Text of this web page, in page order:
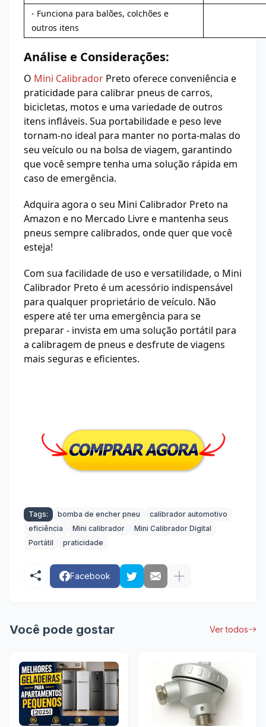
- Funciona para balões, colchões e
outros itens
Análise e Considerações:
O Mini Calibrador Preto oferece conveniência e
praticidade para calibrar pneus de carros,
bicicletas, motos e uma variedade de outros
itens infláveis. Sua portabilidade e peso leve
tornam-no ideal para manter no porta-malas do
seu veículo ou na bolsa de viagem, garantindo
que você sempre tenha uma solução rápida em
caso de emergência.
Adquira agora o seu Mini Calibrador Preto na
Amazon e no Mercado Livre e mantenha seus
pneus sempre calibrados, onde quer que você
esteja!
Com sua facilidade de uso e versatilidade, o Mini
Calibrador Preto é um acessório indispensável
para qualquer proprietário de veículo. Não
espere até ter uma emergência para se
preparar - invista em uma solução portátil para
a calibragem de pneus e desfrute de viagens
mais seguras e eficientes.
Tags: bomba de encher pneu
calibrador automotivo
eficiência
Mini calibrador
Mini Calibrador Digital
Portátil
praticidade
Facebook
Você pode gostar Ver todos